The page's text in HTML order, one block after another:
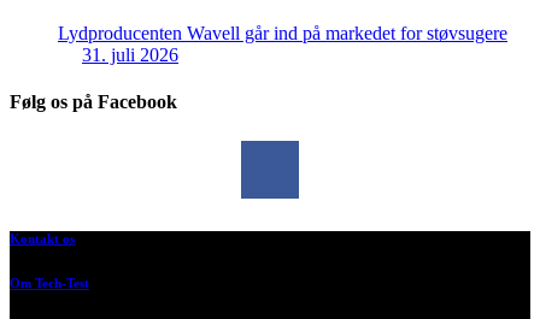
Lydproducenten Wavell går ind på markedet for støvsugere
31. juli 2026
Følg os på Facebook
Kontakt os
Om Tech-Test